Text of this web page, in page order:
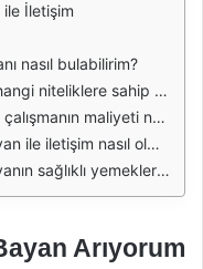
İletişim
nasıl bulabilirim?
sahip olması gerekir?
maliyeti nedir?
iletişim nasıl olmalı?
hazırlaması nasıl sağlanır?
Arıyorum